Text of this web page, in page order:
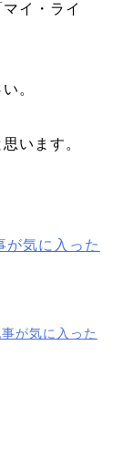
イ・ライ
。
います。
が気に入った
が気に入った